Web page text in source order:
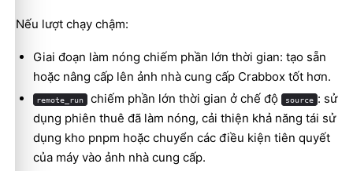
Nếu lượt chạy chậm:
Giai đoạn làm nóng chiếm phần lớn thời gian: tạo sẵn
hoặc nâng cấp lên ảnh nhà cung cấp Crabbox tốt hơn.
remote_run chiếm phần lớn thời gian ở chế độ source : sử
dụng phiên thuê đã làm nóng, cải thiện khả năng tái sử
dụng kho pnpm hoặc chuyển các điều kiện tiên quyết
của máy vào ảnh nhà cung cấp.